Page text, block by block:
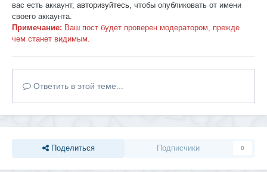
вас есть аккаунт, авторизуйтесь, чтобы опубликовать от имени
своего аккаунта.
Примечание: Ваш пост будет проверен модератором, прежде
чем станет видимым.
Ответить в этой теме...
Поделиться Подписчики 0